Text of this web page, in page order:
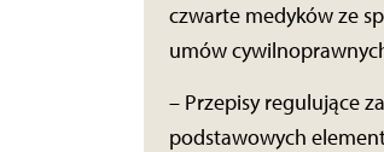
czwarte medyków ze
umów
– Przepisy regulujące
podstawowych